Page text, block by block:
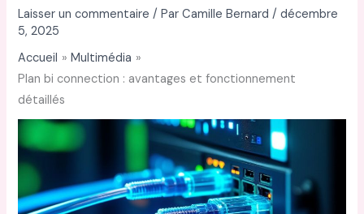
Laisser un commentaire / ParCamille Bernard/décembre
5, 2025
Accueil
Multimédia
Plan bi connection : avantages et fonctionnement
détaillés